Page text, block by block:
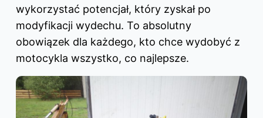
wykorzystać potencjał, który zyskał po
modyfikacji wydechu. To absolutny
obowiązek dla każdego, kto chce wydobyć z
motocykla wszystko, co najlepsze.